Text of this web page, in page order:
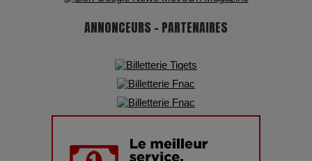
ANNONCEURS - PARTENAIRES